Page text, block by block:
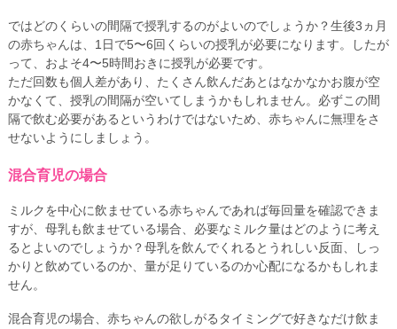
ではどのくらいの間隔で授乳するのがよいのでしょうか？生後3ヵ月
の赤ちゃんは、1日で5〜6回くらいの授乳が必要になります。したが
って、およそ4〜5時間おきに授乳が必要です。
ただ回数も個人差があり、たくさん飲んだあとはなかなかお腹が空
かなくて、授乳の間隔が空いてしまうかもしれません。必ずこの間
隔で飲む必要があるというわけではないため、赤ちゃんに無理をさ
せないようにしましょう。
混合育児の場合
ミルクを中心に飲ませている赤ちゃんであれば毎回量を確認できま
すが、母乳も飲ませている場合、必要なミルク量はどのように考え
るとよいのでしょうか？母乳を飲んでくれるとうれしい反面、しっ
かりと飲めているのか、量が足りているのか心配になるかもしれま
せん。
混合育児の場合、赤ちゃんの欲しがるタイミングで好きなだけ飲ま